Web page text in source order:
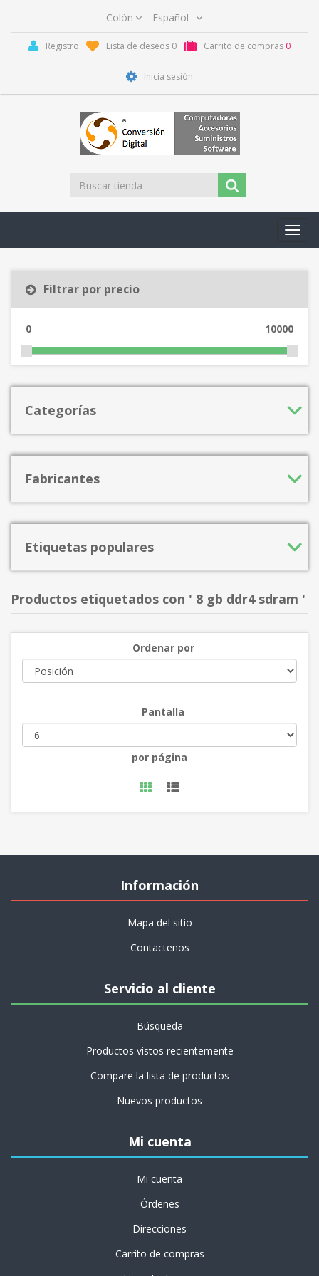
Registro Lista de deseos 0 Carrito de compras 0
Inicia sesión
Filtrar por precio
0 10000
Categorías
Fabricantes
Etiquetas populares
Productos etiquetados con ' 8 gb ddr4 sdram '
Ordenar por
Pantalla
por página
Información
Mapa del sitio
Contactenos
Servicio al cliente
Búsqueda
Productos vistos recientemente
Compare la lista de productos
Nuevos productos
Mi cuenta
Mi cuenta
Órdenes
Direcciones
Carrito de compras